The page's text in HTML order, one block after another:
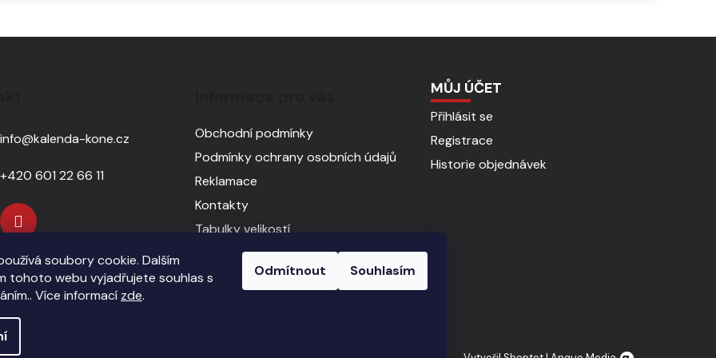
soubory cookie. Dalším
tohoto webu vyjadřujete souhlas s
Více informací zde.
Odmítnout Souhlasím
info@kalenda-kone.cz
+420 601 22 66 11
Obchodní podmínky
Podmínky ochrany osobních údajů
Reklamace
Kontakty
Tabulky velikostí
Sedlářský servis
Pasování sedel pro koně
MŮJ ÚČET
Přihlásit se
Registrace
Historie objednávek